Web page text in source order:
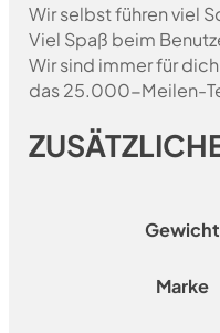
Wir selbst führen viel
Viel Spaß beim
Wir sind immer für
das 25.000-Meilen-
Gewicht
Marke